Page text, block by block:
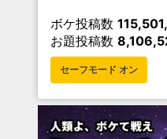
ボケ投稿数
お題投稿数
セーフモード オン